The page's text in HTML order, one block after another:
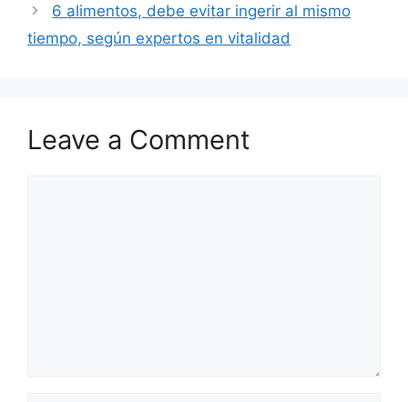
6 alimentos, debe evitar ingerir al mismo
tiempo, según expertos en vitalidad
Leave a Comment